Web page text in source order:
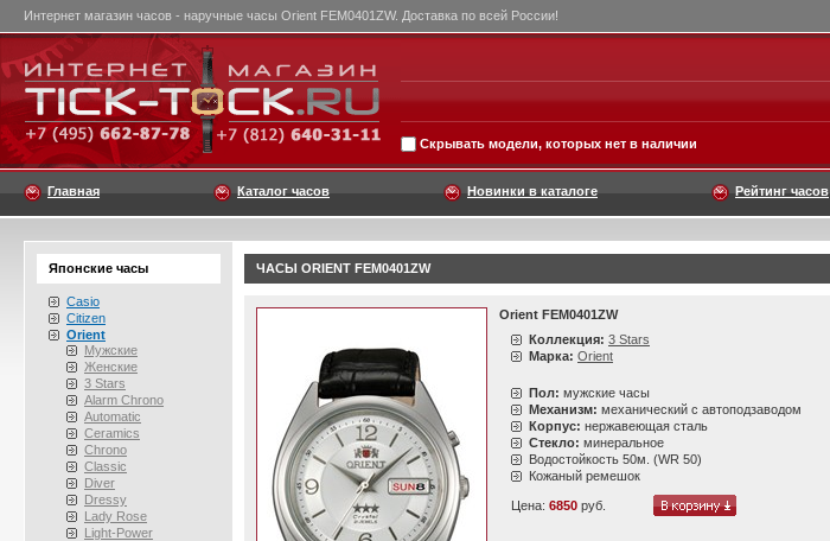
Интернет магазин часов - наручные часы Orient FEM0401ZW. Доставка по всей России!
Скрывать модели, которых нет в наличии
Главная Каталог часов Новинки в каталоге Рейтинг часов
Японские часы
Casio
Citizen
Orient
Мужские
Женские
3 Stars
Alarm Chrono
Automatic
Ceramics
Chrono
Classic
Diver
Dressy
Lady Rose
Light-Power
ЧАСЫ ORIENT FEM0401ZW
Orient FEM0401ZW
Коллекция: 3 Stars
Марка: Orient
Пол: мужские часы
Механизм: механический с автоподзаводом
Корпус: нержавеющая сталь
Стекло: минеральное
Водостойкость 50м. (WR 50)
Кожаный ремешок
Цена: 6850 руб.